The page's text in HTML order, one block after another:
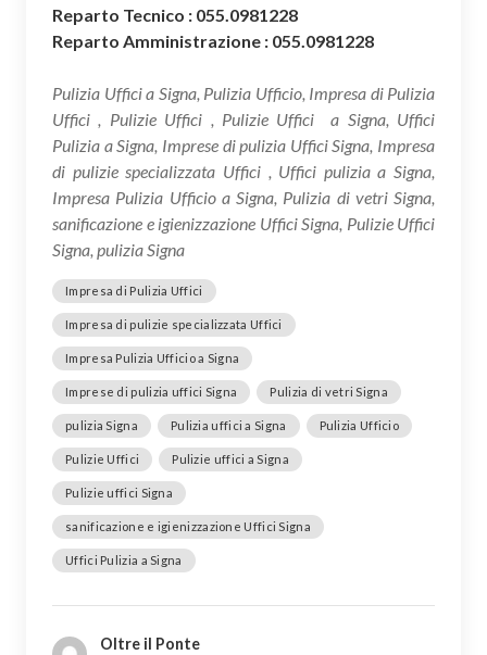
Reparto Tecnico : 055.0981228
Reparto Amministrazione : 055.0981228
Pulizia Uffici a Signa, Pulizia Ufficio, Impresa di Pulizia
Uffici , Pulizie Uffici , Pulizie Uffici a Signa, Uffici
Pulizia a Signa, Imprese di pulizia Uffici Signa, Impresa
di pulizie specializzata Uffici , Uffici pulizia a Signa,
Impresa Pulizia Ufficio a Signa, Pulizia di vetri Signa,
sanificazione e igienizzazione Uffici Signa, Pulizie Uffici
Signa, pulizia Signa
Impresa di Pulizia Uffici
Impresa di pulizie specializzata Uffici
Impresa Pulizia Ufficio a Signa
Imprese di pulizia uffici Signa Pulizia di vetri Signa
pulizia Signa Pulizia uffici a Signa Pulizia Ufficio
Pulizie Uffici Pulizie uffici a Signa
Pulizie uffici Signa
sanificazione e igienizzazione Uffici Signa
Uffici Pulizia a Signa
Oltre il Ponte